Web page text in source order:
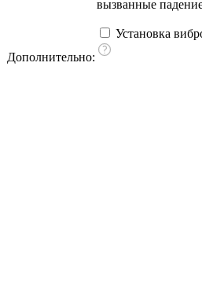
Дополнительно:
вызванные
Установка